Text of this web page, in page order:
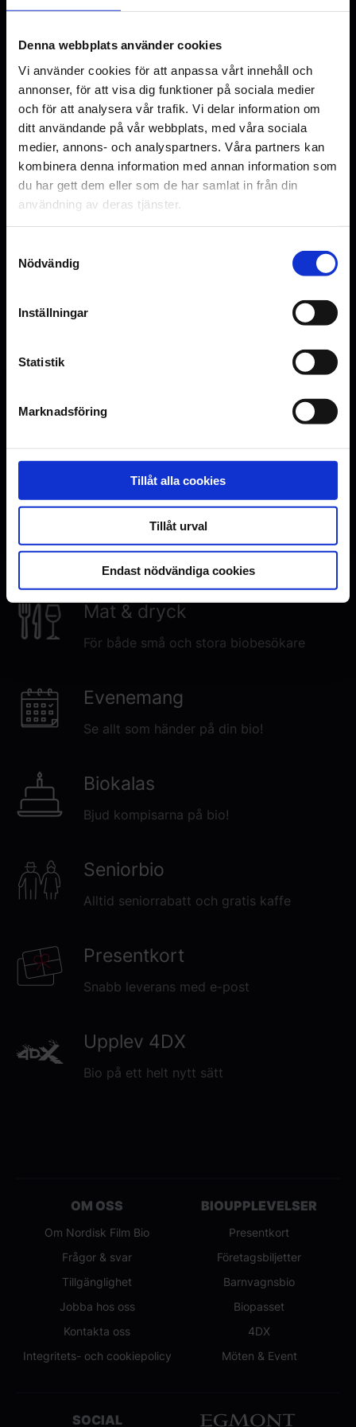
Denna webbplats använder cookies
Vi använder cookies för att anpassa vårt innehåll och
annonser, för att visa dig funktioner på sociala medier
och för att analysera vår trafik. Vi delar information om
ditt användande på vår webbplats, med våra sociala
medier, annons- och analyspartners. Våra partners kan
kombinera denna information med annan information som
du har gett dem eller som de har samlat in från din
användning av deras tjänster.
Nödvändig
Inställningar
Statistik
Marknadsföring
Tillåt alla cookies
Tillåt urval
Endast nödvändiga cookies
Gustaf Skarsgård
Original language
SV
Ej angivet
Distributör
Scanbox Entertainment Sweden AB
Inga visningar i Uppsala just nu
October 2026. Visningstider
publiceras här när premiären närmar
sig.
Mat & dryck
För både små och stora biobesökare
Evenemang
Se allt som händer på din bio!
Biokalas
Bjud kompisarna på bio!
Seniorbio
Alltid seniorrabatt och gratis kaffe
Presentkort
Snabb leverans med e-post
Upplev 4DX
Bio på ett helt nytt sätt
OM OSS
Om Nordisk Film Bio
Frågor & svar
Tillgänglighet
Jobba hos oss
Kontakta oss
Integritets- och cookiepolicy
BIOUPPLEVELSER
Presentkort
Företagsbiljetter
Barnvagnsbio
Biopasset
4DX
Möten & Event
SOCIAL